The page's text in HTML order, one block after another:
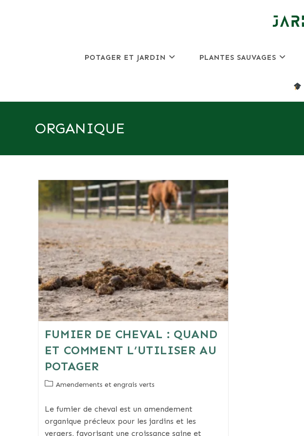
POTAGER ET JARDIN PLANTES SAUVAGES
ORGANIQUE
FUMIER DE CHEVAL : QUAND
ET COMMENT L’UTILISER AU
POTAGER
PostAmendements et engrais verts
Le fumier de cheval est un amendement
organique précieux pour les jardins et les
vergers, favorisant une croissance saine et